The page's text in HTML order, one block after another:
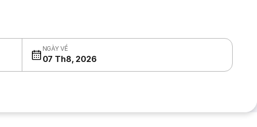
NGÀY VỀ
07 Th8, 2026